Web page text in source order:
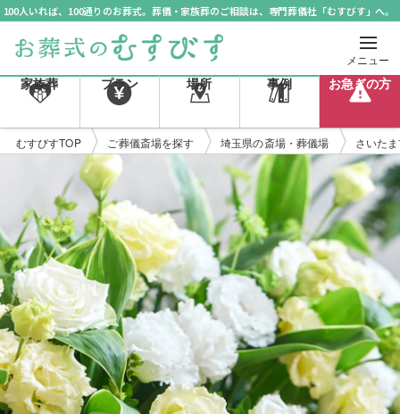
100人いれば、100通りのお葬式。葬儀・家族葬のご相談は、専門葬儀社「むすびす」へ。
メニュー
家族葬 プラン 場所 事例 お急ぎの方
むすびすTOP ご葬儀斎場を探す 埼玉県の斎場・葬儀場 さいた